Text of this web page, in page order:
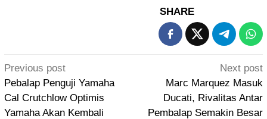
SHARE
Post
navigation
Previous post
Pebalap Penguji Yamaha
Cal Crutchlow Optimis
Yamaha Akan Kembali
Next post
Marc Marquez Masuk
Ducati, Rivalitas Antar
Pembalap Semakin Besar